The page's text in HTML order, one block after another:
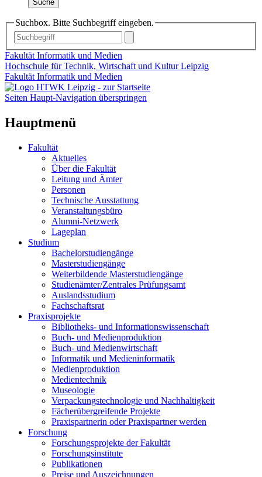
Suche
Suchbox. Bitte Suchbegriff eingeben.
Fakultät Informatik und Medien
Hochschule für Technik, Wirtschaft und Kultur Leipzig
Fakultät Informatik und Medien
Seiten Haupt-Navigation überspringen
Hauptmenü
Fakultät
Aktuelles
Über die Fakultät
Leitung und Ämter
Personen
Technische Ausstattung
Veranstaltungsbüro
Alumni-Netzwerk
Lageplan
Studium
Bachelorstudiengänge
Masterstudiengänge
Weiterbildende Masterstudiengänge
Studienämter/Zentrales Prüfungsamt
Auslandsstudium
Fachschaftsrat
Praxisprojekte
Bibliotheks- und Informationswissenschaft
Buch- und Medienproduktion
Buch- und Medienwirtschaft
Informatik und Medieninformatik
Medienproduktion
Medientechnik
Museologie
Verpackungstechnologie und Nachhaltigkeit
Fächerübergreifende Projekte
Praxispartnerin oder Praxispartner werden
Forschung
Forschungsprojekte der Fakultät
Forschungsinstitute
Publikationen
Preise und Auszeichnungen